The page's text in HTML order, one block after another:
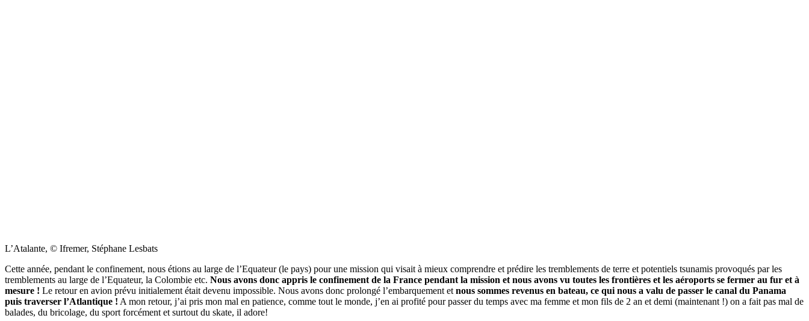
L’Atalante, © Ifremer, Stéphane Lesbats
Cette année, pendant le confinement, nous étions au large de l’Equateur (le pays) pour une mission qui visait à mieux comprendre et prédire les tremblements de terre et potentiels tsunamis provoqués par les
tremblements au large de l’Equateur, la Colombie etc. Nous avons donc appris le confinement de la France pendant la mission et nous avons vu toutes les frontières et les aéroports se fermer au fur et à
mesure ! Le retour en avion prévu initialement était devenu impossible. Nous avons donc prolongé l’embarquement etnous sommes revenus en bateau, ce qui nous a valu de passer le canal du Panama
puis traverser l’Atlantique ! A mon retour, j’ai pris mon mal en patience, comme tout le monde, j’en ai profité pour passer du temps avec ma femme et mon fils de 2 an et demi (maintenant !) on a fait pas mal de
balades, du bricolage, du sport forcément et surtout du skate, il adore!